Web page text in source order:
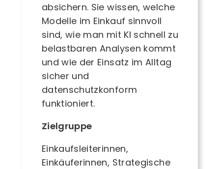
absichern. Sie wissen, welche
Modelle im Einkauf sinnvoll
sind, wie man mit KI schnell zu
belastbaren Analysen kommt
und wie der Einsatz im Alltag
sicher und
datenschutzkonform
funktioniert.
Zielgruppe
Einkaufsleiterinnen,
Einkäuferinnen, Strategische